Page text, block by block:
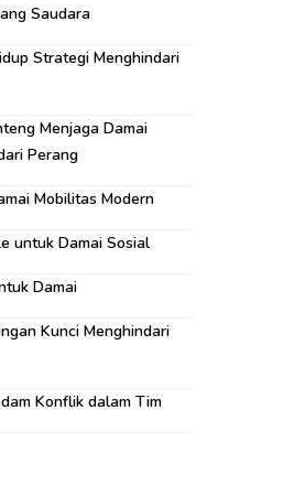
Saudara
Strategi Menghindari
Menjaga Damai
Perang
Mobilitas Modern
untuk Damai Sosial
Damai
Kunci Menghindari
Konflik dalam Tim